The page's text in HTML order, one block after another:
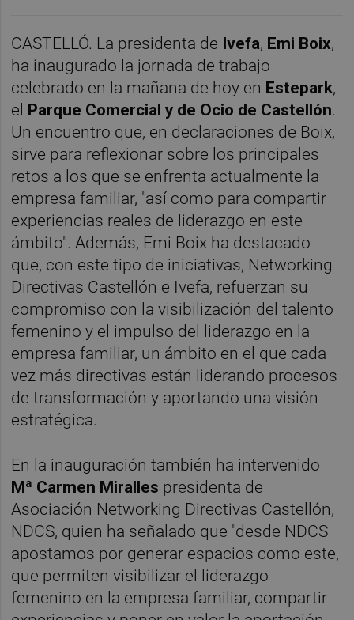
CASTELLÓ. La presidenta de Ivefa, Emi Boix,
ha inaugurado la jornada de trabajo
celebrado en la mañana de hoy en Estepark,
el Parque Comercial y de Ocio de Castellón.
Un encuentro que, en declaraciones de Boix,
sirve para reflexionar sobre los principales
retos a los que se enfrenta actualmente la
empresa familiar, "así como para compartir
experiencias reales de liderazgo en este
ámbito". Además, Emi Boix ha destacado
que, con este tipo de iniciativas, Networking
Directivas Castellón e Ivefa, refuerzan su
compromiso con la visibilización del talento
femenino y el impulso del liderazgo en la
empresa familiar, un ámbito en el que cada
vez más directivas están liderando procesos
de transformación y aportando una visión
estratégica.
En la inauguración también ha intervenido
Mª Carmen Miralles presidenta de
Asociación Networking Directivas Castellón,
NDCS, quien ha señalado que "desde NDCS
apostamos por generar espacios como este,
que permiten visibilizar el liderazgo
femenino en la empresa familiar, compartir